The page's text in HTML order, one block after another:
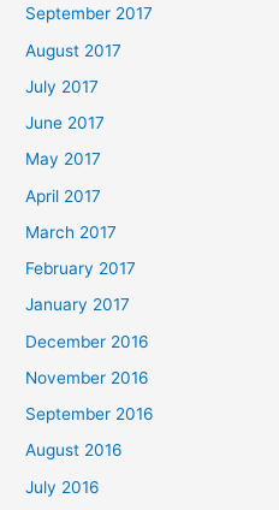
September 2017
August 2017
July 2017
June 2017
May 2017
April 2017
March 2017
February 2017
January 2017
December 2016
November 2016
September 2016
August 2016
July 2016